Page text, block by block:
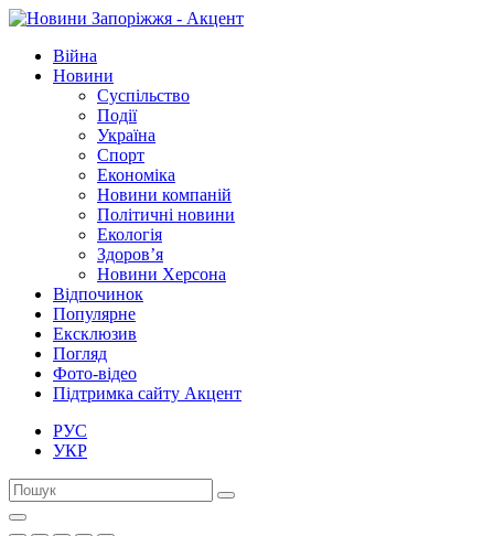
Війна
Новини
Суспільство
Події
Україна
Спорт
Економіка
Новини компаній
Політичні новини
Екологія
Здоров’я
Новини Херсона
Відпочинок
Популярне
Ексклюзив
Погляд
Фото-відео
Підтримка сайту Акцент
РУС
УКР